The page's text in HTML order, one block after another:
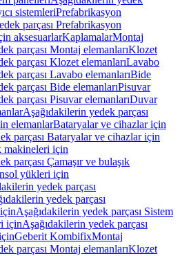
sistemleriPrefabrikasyon
parçası Prefabrikasyon
aksesuarlarKaplamalarMontaj
parçası Montaj elemanlarıKlozet
parçası Klozet elemanlarıLavabo
parçası Lavabo elemanlarıBide
parçası Bide elemanlarıPisuvar
parçası Pisuvar elemanlarıDuvar
Aşağıdakilerin yedek parçası
elemanlarBataryalar ve cihazlar için
parçası Bataryalar ve cihazlar için
makineleri için
parçası Çamaşır ve bulaşık
yükleri için
yedek parçası
yedek parçası
Aşağıdakilerin yedek parçası Sistem
içinAşağıdakilerin yedek parçası
Geberit KombifixMontaj
parçası Montaj elemanlarıKlozet